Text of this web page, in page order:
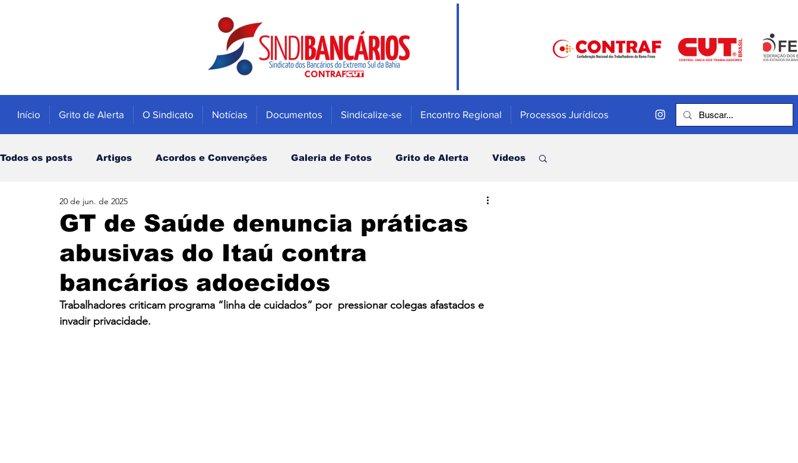
Início Grito de Alerta O Sindicato Notícias Documentos Sindicalize-se Encontro Regional Processos Jurídicos
Todos os posts Artigos Acordos e Convenções Galeria de Fotos Grito de Alerta Vídeos
Educação Trabalhadores
Notícias Caixa Banco do Brasil INSS Saúde Bradesco
Santander Eventos Itaú Solidariedade Assembleia Mercantil
GT de Saúde denuncia práticas
abusivas do Itaú contra
bancários adoecidos
20 de jun. de 2025
Trabalhadores criticam programa “linha de cuidados” por  pressionar colegas afastados e
invadir privacidade.